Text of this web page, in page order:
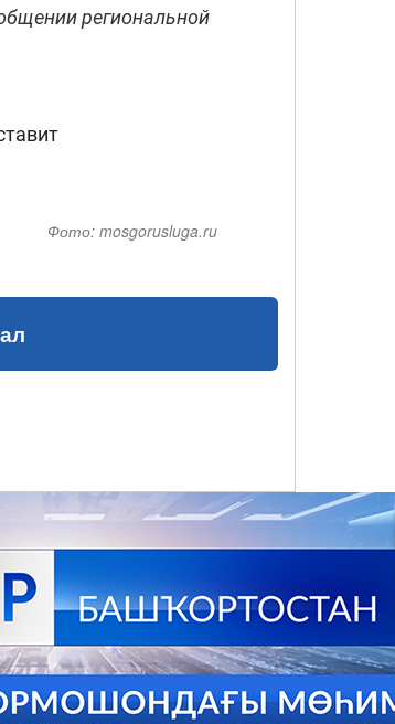
региональной
Фото: mosgorusluga.ru